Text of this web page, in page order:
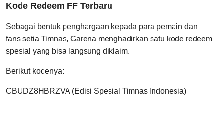
Kode Redeem FF Terbaru
Sebagai bentuk penghargaan kepada para pemain dan
fans setia Timnas, Garena menghadirkan satu kode redeem
spesial yang bisa langsung diklaim.
Berikut kodenya:
CBUDZ8HBRZVA (Edisi Spesial Timnas Indonesia)